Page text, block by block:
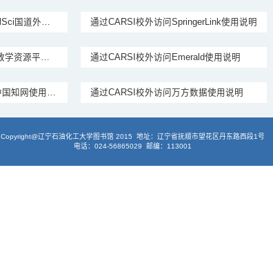
通过CARSI校外访问SpringerLink使用说明
通过CARSI校外访问Emerald使用说明
通过CARSI校外访问万方数据使用说明
Copyright@辽宁石油化工大学图书馆 2015 地址：辽宁省抚顺市望花区丹东路西段1号
电话：024-56865029 邮编：113001